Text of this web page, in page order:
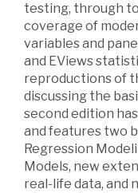
testing, through
coverage of
variables and
and EViews
reproductions of
discussing the
second edition
and features two
Regression
Models, new
real-life data, and